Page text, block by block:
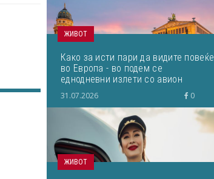
ЖИВОТ
Како за исти пари да видите повеќе
во Европа - во подем се
еднодневни излети со авион
31.07.2026 0
ЖИВОТ